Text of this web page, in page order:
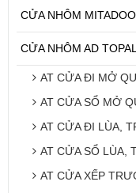
CỬA NHÔM
CỬA NHÔM AD TOPAL
AT CỬA ĐI MỞ
AT CỬA SỔ MỞ
AT CỬA ĐI LÙA,
AT CỬA SỔ LÙA,
AT CỬA XẾP